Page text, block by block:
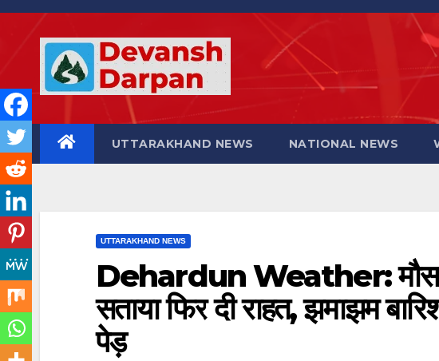
Skip
UTTARAKHAND NEWS NATIONAL NEWS
UTTARAKHAND NEWS
Dehardun Weather: मौसम
सताया फिर दी राहत, झमाझम
पेड़